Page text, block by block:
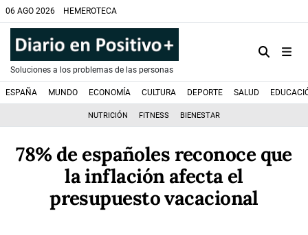
06 AGO 2026 HEMEROTECA
Soluciones a los problemas de las personas
ESPAÑA MUNDO ECONOMÍA CULTURA DEPORTE SALUD
NUTRICIÓN FITNESS BIENESTAR
78% de españoles reconoce que
la inflación afecta el
presupuesto vacacional